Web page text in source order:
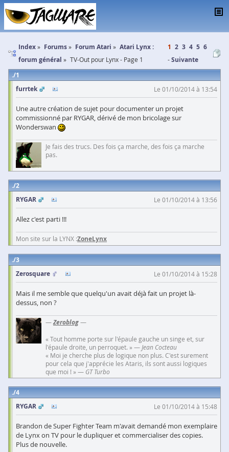
Index Forums Forum Atari
Atari Lynx :
forum général
TV-Out pour Lynx - Page 1
1 2 3 4 5 6
Suivante
1
furrtek
Le 01/10/2014 à 13:54
Une autre création de sujet pour documenter un projet
commissionné par RYGAR, dérivé de mon bricolage sur
Wonderswan
Je fais des trucs. Des fois ça marche, des fois ça marche
pas.
2
RYGAR
Le 01/10/2014 à 13:56
Allez c'est parti !!!
Mon site sur la LYNX :ZoneLynx
3
Zerosquare
Le 01/10/2014 à 15:28
Mais il me semble que quelqu'un avait déjà fait un projet là-
dessus, non ?
—Zeroblog—
« Tout homme porte sur l'épaule gauche un singe et, sur
l'épaule droite, un perroquet. » — Jean Cocteau
« Moi je cherche plus de logique non plus. C'est surement
pour cela que j'apprécie les Ataris, ils sont aussi logiques
que moi ! » — GT Turbo
4
RYGAR
Le 01/10/2014 à 15:48
Brandon de Super Fighter Team m'avait demandé mon exemplaire
de Lynx on TV pour le dupliquer et commercialiser des copies.
Plus de nouvelle.